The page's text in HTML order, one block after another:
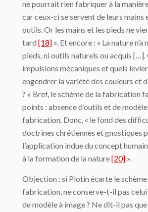
ne pourrait rien fabriquer à la
car ceux-ci se servent de leurs mains
outils. Or les mains et les pieds ne
tard [18] ». Et encore : « La nature n’a
pieds, ni outils naturels ou acquis […].
impulsions méca­niques et quels
engendrer la variété des couleurs et
? » Bref, le schème de la fabrication
points : absence d’outils et de
fabrication. Donc, « le fond des
doctrines chrétiennes et gnostiques
l’application indue du concept
à la forma­tion de la nature[20] ».
Objection : si Plotin écarte le schème
fabrication, ne conserve-t-il pas
de modèle à image ? Ne dit-il pas